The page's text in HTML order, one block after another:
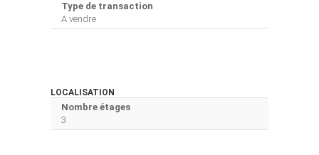
Type de transaction
A vendre
LOCALISATION
Nombre étages
3